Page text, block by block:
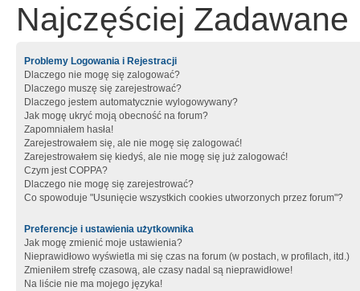
Najczęściej Zadawane
Problemy Logowania i Rejestracji
Dlaczego nie mogę się zalogować?
Dlaczego muszę się zarejestrować?
Dlaczego jestem automatycznie wylogowywany?
Jak mogę ukryć moją obecność na forum?
Zapomniałem hasła!
Zarejestrowałem się, ale nie mogę się zalogować!
Zarejestrowałem się kiedyś, ale nie mogę się już zalogować!
Czym jest COPPA?
Dlaczego nie mogę się zarejestrować?
Co spowoduje "Usunięcie wszystkich cookies utworzonych przez forum"?
Preferencje i ustawienia użytkownika
Jak mogę zmienić moje ustawienia?
Nieprawidłowo wyświetla mi się czas na forum (w postach, w profilach, itd.)
Zmieniłem strefę czasową, ale czasy nadal są nieprawidłowe!
Na liście nie ma mojego języka!